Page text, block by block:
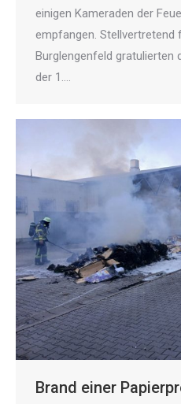
einigen Kameraden der
empfangen. Stellvertretend
Burglengenfeld gratulierten
der 1.…
Brand einer